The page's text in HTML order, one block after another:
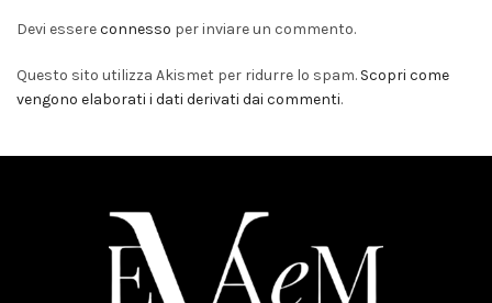
Devi essereconnesso per inviare un commento.
Questo sito utilizza Akismet per ridurre lo spam. Scopri come
vengono elaborati i dati derivati dai commenti.